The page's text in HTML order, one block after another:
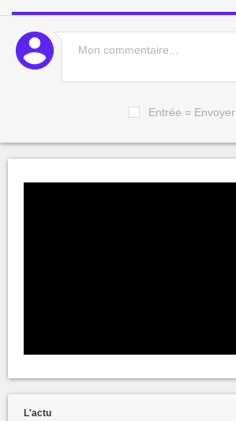
Entrée = Envoyer
L'actu